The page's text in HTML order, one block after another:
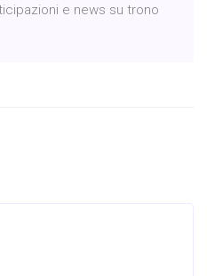
e news su trono